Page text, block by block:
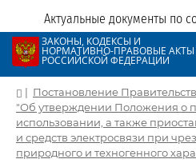
Актуальные документы по
ЗАКОНЫ, КОДЕКСЫ И
НОРМАТИВНО-ПРАВОВЫЕ АКТЫ
РОССИЙСКОЙ ФЕДЕРАЦИИ
| Постановление
"Об утверждении Положения о
использовании, а также
и средств электросвязи при
природного и техногенного